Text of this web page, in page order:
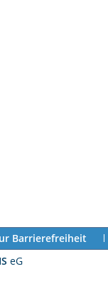
Barrierefreiheit
eG